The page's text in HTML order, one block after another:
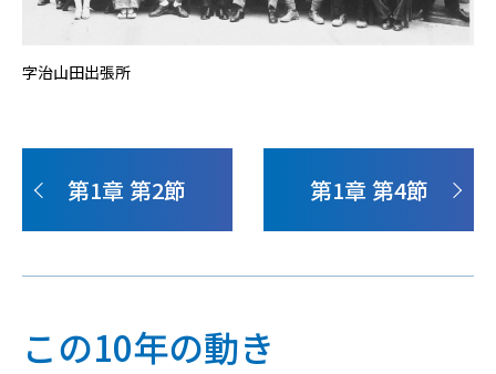
字治山田出張所
第1章 第2節 第1章 第4節
この10年の動き